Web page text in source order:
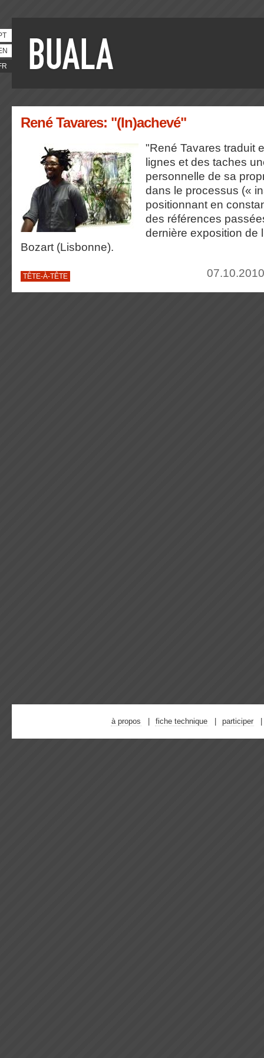
René Tavares: "(In)achevé"
"René Tavares traduit
lignes et des taches
personnelle de sa
dans le processus («
positionnant en
des références
dernière exposition de
Bozart (Lisbonne).
TÊTE-À-TÊTE
à propos fiche technique participer